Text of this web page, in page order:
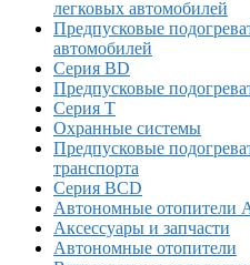
легковых автомобилей
Предпусковые
автомобилей
Серия BD
Предпусковые
Серия T
Охранные системы
Предпусковые
транспорта
Серия BCD
Автономные отопители
Аксессуары и запчасти
Автономные отопители